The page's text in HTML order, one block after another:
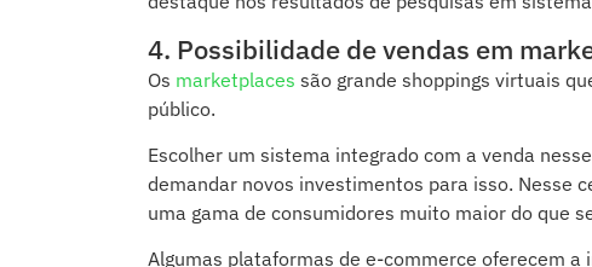
4. Possibilidade de vendas em
Os marketplaces são grande shoppings virtuais
público.
Escolher um sistema integrado com a venda
demandar novos investimentos para isso. Nesse
uma gama de consumidores muito maior do que
Algumas plataformas de e-commerce oferecem